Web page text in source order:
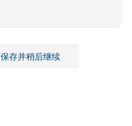
保存并稍后继续